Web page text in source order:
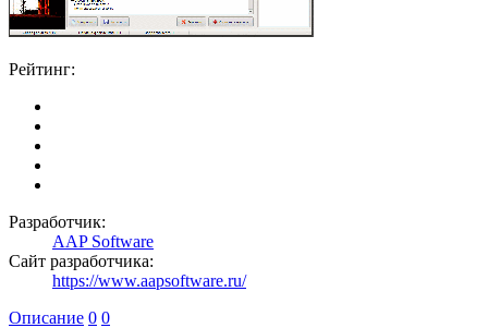
Рейтинг:
Разработчик:
AAP Software
Сайт разработчика:
https://www.aapsoftware.ru/
Описание 0 0